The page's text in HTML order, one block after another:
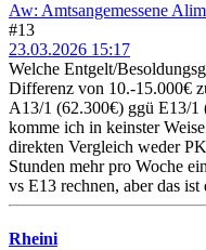
Aw: Amtsangemessene
#13
23.03.2026 15:17
Welche Entgelt/
Differenz von 10.-15.000€
A13/1 (62.300€) ggü E13/1
komme ich in keinster
direkten Vergleich weder
Stunden mehr pro Woche
vs E13 rechnen, aber das
Rheini